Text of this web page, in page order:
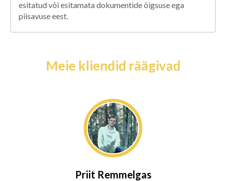
esitatud või esitamata dokumentide õigsuse ega
piisavuse eest.
Meie kliendid räägivad
Priit Remmelgas